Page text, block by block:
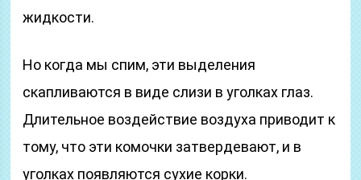
жидкости.
Но когда мы спим, эти выделения
скапливаются в виде слизи в уголках глаз.
Длительное воздействие воздуха приводит к
тому, что эти комочки затвердевают, и в
уголках появляются сухие корки.